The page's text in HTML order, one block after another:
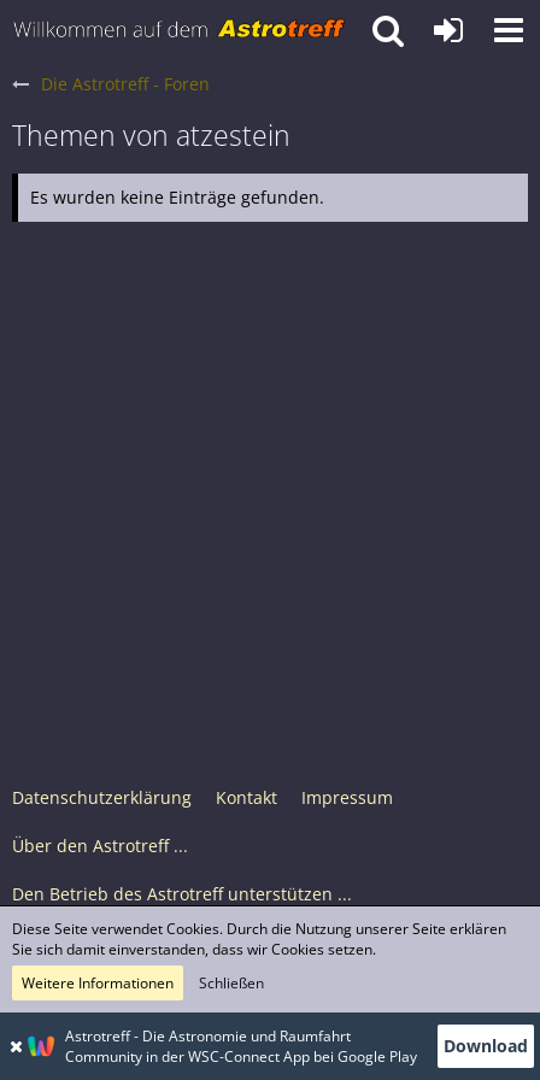
Die Astrotreff - Foren
Themen von atzestein
Es wurden keine Einträge gefunden.
Datenschutzerklärung Kontakt Impressum
Über den Astrotreff ...
Den Betrieb des Astrotreff unterstützen ...
Nutzungsbedingungen
© Astrotreff 2001-2026, lizenziert unter CC BY-SA,
sofern für einzelne Inhalte nicht anders angegeben
Astrotreff - Die Astronomie und Raumfahrt
Community in der WSC-Connect App bei Google Play
Download
Diese Seite verwendet Cookies. Durch die Nutzung unserer Seite erklären
Sie sich damit einverstanden, dass wir Cookies setzen.
Weitere Informationen
Schließen